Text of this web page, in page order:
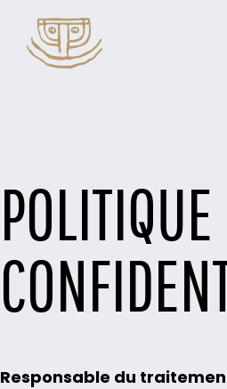
Responsable du